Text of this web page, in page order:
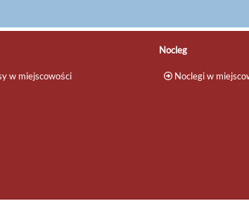
w miejscowości
Nocleg
Noclegi w